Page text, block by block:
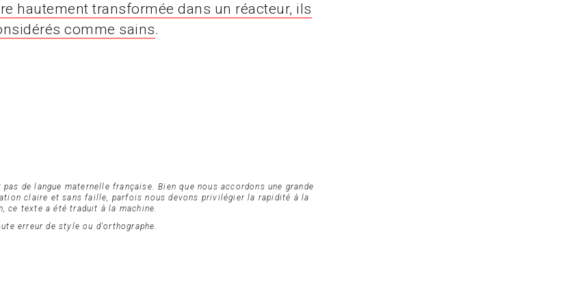
hautement transformée dans un réacteur, ils
comme sains.
de langue maternelle française. Bien que nous accordons une grande
claire et sans faille, parfois nous devons privilégier la rapidité à la
ce texte a été traduit à la machine.
erreur de style ou d'orthographe.